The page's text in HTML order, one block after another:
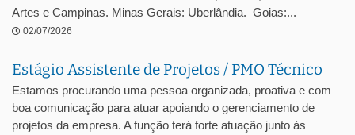
Artes e Campinas. Minas Gerais: Uberlândia. Goias:...
02/07/2026
Estágio Assistente de Projetos / PMO Técnico
Estamos procurando uma pessoa organizada, proativa e com
boa comunicação para atuar apoiando o gerenciamento de
projetos da empresa. A função terá forte atuação junto às